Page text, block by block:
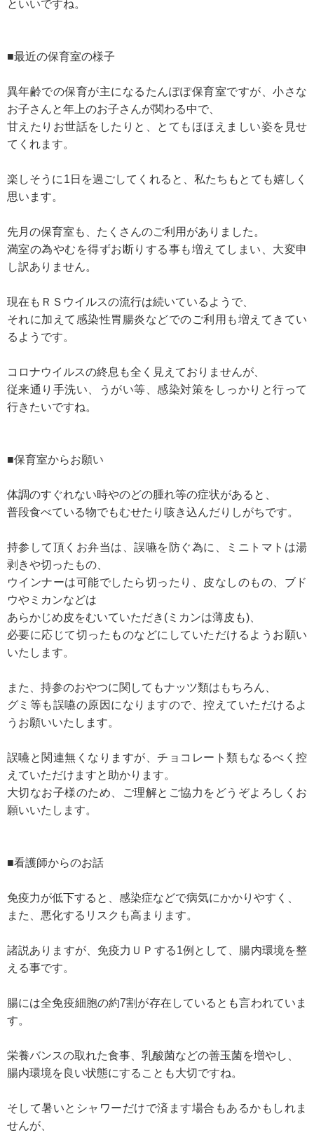
といいですね。
■最近の保育室の様子
異年齢での保育が主になるたんぽぽ保育室ですが、小さな
お子さんと年上のお子さんが関わる中で、
甘えたりお世話をしたりと、とてもほほえましい姿を見せ
てくれます。
楽しそうに1日を過ごしてくれると、私たちもとても嬉しく
思います。
先月の保育室も、たくさんのご利用がありました。
満室の為やむを得ずお断りする事も増えてしまい、大変申
し訳ありません。
現在もＲＳウイルスの流行は続いているようで、
それに加えて感染性胃腸炎などでのご利用も増えてきてい
るようです。
コロナウイルスの終息も全く見えておりませんが、
従来通り手洗い、うがい等、感染対策をしっかりと行って
行きたいですね。
■保育室からお願い
体調のすぐれない時やのどの腫れ等の症状があると、
普段食べている物でもむせたり咳き込んだりしがちです。
持参して頂くお弁当は、誤嚥を防ぐ為に、ミニトマトは湯
剥きや切ったもの、
ウインナーは可能でしたら切ったり、皮なしのもの、ブド
ウやミカンなどは
あらかじめ皮をむいていただき(ミカンは薄皮も)、
必要に応じて切ったものなどにしていただけるようお願い
いたします。
また、持参のおやつに関してもナッツ類はもちろん、
グミ等も誤嚥の原因になりますので、控えていただけるよ
うお願いいたします。
誤嚥と関連無くなりますが、チョコレート類もなるべく控
えていただけますと助かります。
大切なお子様のため、ご理解とご協力をどうぞよろしくお
願いいたします。
■看護師からのお話
免疫力が低下すると、感染症などで病気にかかりやすく、
また、悪化するリスクも高まります。
諸説ありますが、免疫力ＵＰする1例として、腸内環境を整
える事です。
腸には全免疫細胞の約7割が存在しているとも言われていま
す。
栄養バンスの取れた食事、乳酸菌などの善玉菌を増やし、
腸内環境を良い状態にすることも大切ですね。
そして暑いとシャワーだけで済ます場合もあるかもしれま
せんが、